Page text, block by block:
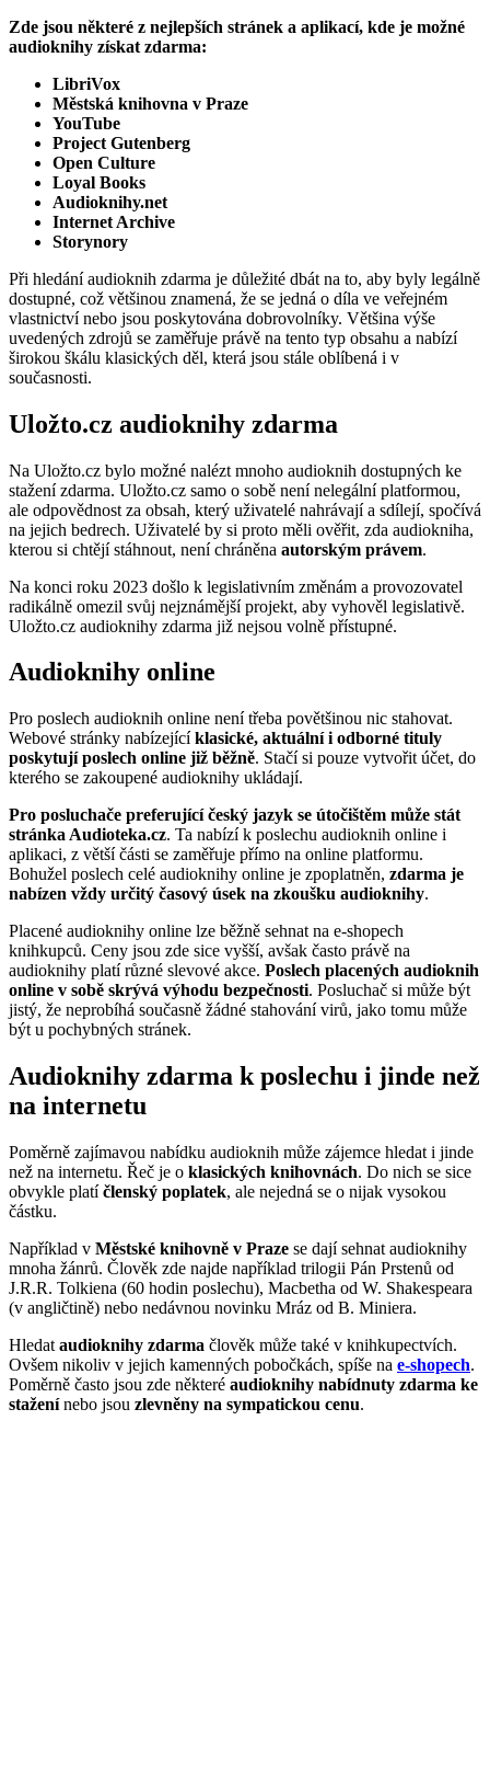
Zde jsou některé z nejlepších stránek a aplikací, kde je možné
audioknihy získat zdarma:
LibriVox
Městská knihovna v Praze
YouTube
Project Gutenberg
Open Culture
Loyal Books
Audioknihy.net
Internet Archive
Storynory
Při hledání audioknih zdarma je důležité dbát na to, aby byly legálně
dostupné, což většinou znamená, že se jedná o díla ve veřejném
vlastnictví nebo jsou poskytována dobrovolníky. Většina výše
uvedených zdrojů se zaměřuje právě na tento typ obsahu a nabízí
širokou škálu klasických děl, která jsou stále oblíbená i v
současnosti.
Uložto.cz audioknihy zdarma
Na Uložto.cz bylo možné nalézt mnoho audioknih dostupných ke
stažení zdarma. Uložto.cz samo o sobě není nelegální platformou,
ale odpovědnost za obsah, který uživatelé nahrávají a sdílejí, spočívá
na jejich bedrech. Uživatelé by si proto měli ověřit, zda audiokniha,
kterou si chtějí stáhnout, není chráněna autorským právem.
Na konci roku 2023 došlo k legislativním změnám a provozovatel
radikálně omezil svůj nejznámější projekt, aby vyhověl legislativě.
Uložto.cz audioknihy zdarma již nejsou volně přístupné.
Audioknihy online
Pro poslech audioknih online není třeba povětšinou nic stahovat.
Webové stránky nabízejícíklasické, aktuální i odborné tituly
poskytují poslech online již běžně. Stačí si pouze vytvořit účet, do
kterého se zakoupené audioknihy ukládají.
Pro posluchače preferující český jazyk se útočištěm může stát
stránka Audioteka.cz. Ta nabízí k poslechu audioknih online i
aplikaci, z větší části se zaměřuje přímo na online platformu.
Bohužel poslech celé audioknihy online je zpoplatněn, zdarma je
nabízen vždy určitý časový úsek na zkoušku audioknihy.
Placené audioknihy online lze běžně sehnat na e-shopech
knihkupců. Ceny jsou zde sice vyšší, avšak často právě na
audioknihy platí různé slevové akce. Poslech placených audioknih
online v sobě skrývá výhodu bezpečnosti. Posluchač si může být
jistý, že neprobíhá současně žádné stahování virů, jako tomu může
být u pochybných stránek.
Audioknihy zdarma k poslechu i jinde než
na internetu
Poměrně zajímavou nabídku audioknih může zájemce hledat i jinde
než na internetu. Řeč je o klasických knihovnách. Do nich se sice
obvykle platíčlenský poplatek, ale nejedná se o nijak vysokou
částku.
Například v Městské knihovně v Praze se dají sehnat audioknihy
mnoha žánrů. Člověk zde najde například trilogii Pán Prstenů od
J.R.R. Tolkiena (60 hodin poslechu), Macbetha od W. Shakespeara
(v angličtině) nebo nedávnou novinku Mráz od B. Miniera.
Hledat audioknihy zdarma člověk může také v knihkupectvích.
Ovšem nikoliv v jejich kamenných pobočkách, spíše na e-shopech.
Poměrně často jsou zde některé audioknihy nabídnuty zdarma ke
staženínebo jsou zlevněny na sympatickou cenu.